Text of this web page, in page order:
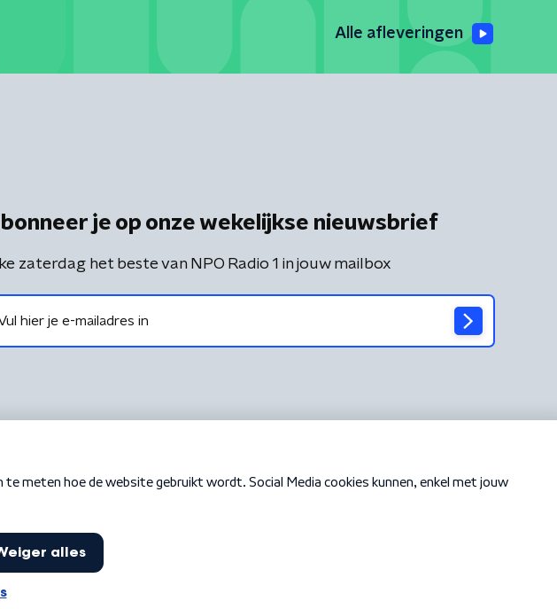
Alle afleveringen
je op onze wekelijkse nieuwsbrief
zaterdag het beste van NPO Radio 1 in jouw mailbox